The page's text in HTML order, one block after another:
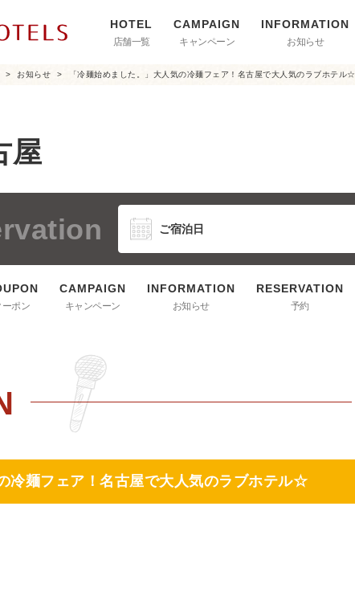
店舗一覧 キャンペーン お知らせ
お知らせ 「冷麺始めました。」大人気の冷麺フェア！名古屋で大人気のラブホテル☆
屋
ーポン キャンペーン お知らせ 予約
冷麺フェア！名古屋で大人気のラブホテル☆